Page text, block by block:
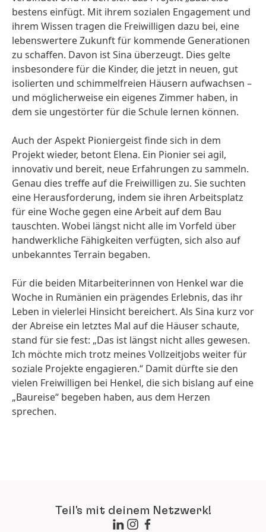
bestens einfügt. Mit ihrem sozialen Engagement und
ihrem Wissen tragen die Freiwilligen dazu bei, eine
lebenswertere Zukunft für kommende Generationen
zu schaffen. Davon ist Sina überzeugt. Dies gelte
insbesondere für die Kinder, die jetzt in neuen, gut
isolierten und schimmelfreien Häusern aufwachsen –
und möglicherweise ein eigenes Zimmer haben, in
dem sie ungestörter für die Schule lernen können.
Auch der Aspekt Pioniergeist finde sich in dem
Projekt wieder, betont Elena. Ein Pionier sei agil,
innovativ und bereit, neue Erfahrungen zu sammeln.
Genau dies treffe auf die Freiwilligen zu. Sie suchten
eine Herausforderung, indem sie ihren Arbeitsplatz
für eine Woche gegen eine Arbeit auf dem Bau
tauschten. Wobei längst nicht alle im Vorfeld über
handwerkliche Fähigkeiten verfügten, sich also auf
unbekanntes Terrain begaben.
Für die beiden Mitarbeiterinnen von Henkel war die
Woche in Rumänien ein prägendes Erlebnis, das ihr
Leben in vielerlei Hinsicht bereichert. Als Sina kurz vor
der Abreise ein letztes Mal auf die Häuser schaute,
stand für sie fest: „Das ist längst nicht alles gewesen.
Ich möchte mich trotz meines Vollzeitjobs weiter für
soziale Projekte engagieren.“ Damit dürfte sie den
vielen Freiwilligen bei Henkel, die sich bislang auf eine
„Baureise“ begeben haben, aus dem Herzen
sprechen.
Teil's mit deinem Netzwerk!